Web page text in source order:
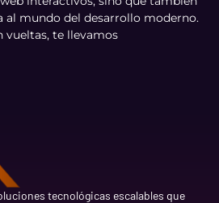
al mundo del desarrollo moderno.
vueltas, te llevamos
tecnológicas escalables que